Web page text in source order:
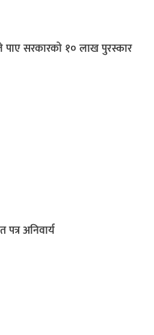
पाए सरकारको १० लाख पुरस्कार
पत्र अनिवार्य